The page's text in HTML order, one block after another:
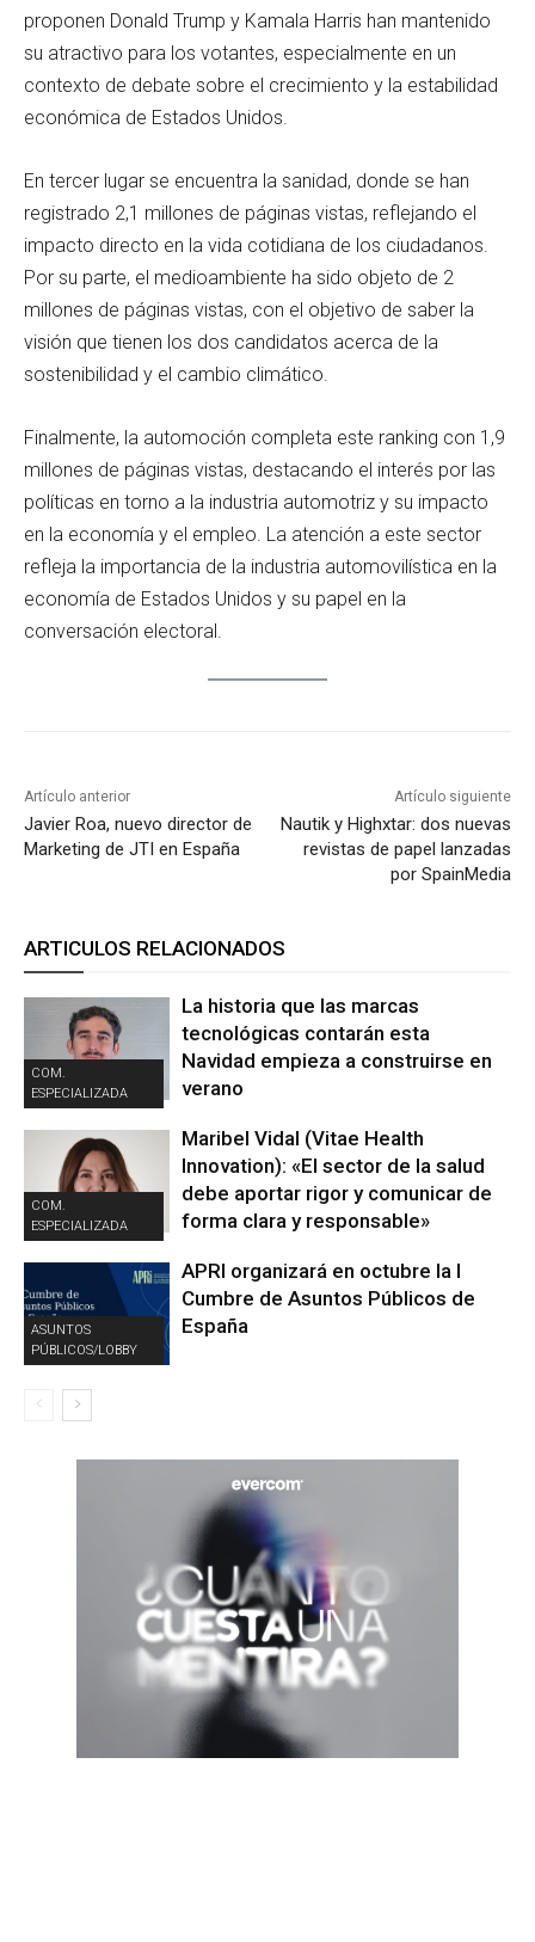
proponen Donald Trump y Kamala Harris han mantenido
su atractivo para los votantes, especialmente en un
contexto de debate sobre el crecimiento y la estabilidad
económica de Estados Unidos.
En tercer lugar se encuentra la sanidad, donde se han
registrado 2,1 millones de páginas vistas, reflejando el
impacto directo en la vida cotidiana de los ciudadanos.
Por su parte, el medioambiente ha sido objeto de 2
millones de páginas vistas, con el objetivo de saber la
visión que tienen los dos candidatos acerca de la
sostenibilidad y el cambio climático.
Finalmente, la automoción completa este ranking con 1,9
millones de páginas vistas, destacando el interés por las
políticas en torno a la industria automotriz y su impacto
en la economía y el empleo. La atención a este sector
refleja la importancia de la industria automovilística en la
economía de Estados Unidos y su papel en la
conversación electoral.
Artículo anterior
Javier Roa, nuevo director de
Marketing de JTI en España
Artículo siguiente
Nautik y Highxtar: dos nuevas
revistas de papel lanzadas
por SpainMedia
ARTICULOS RELACIONADOS
COM.
ESPECIALIZADA
La historia que las marcas
tecnológicas contarán esta
Navidad empieza a construirse en
verano
COM.
ESPECIALIZADA
Maribel Vidal (Vitae Health
Innovation): «El sector de la salud
debe aportar rigor y comunicar de
forma clara y responsable»
ASUNTOS
PÚBLICOS/LOBBY
APRI organizará en octubre la I
Cumbre de Asuntos Públicos de
España